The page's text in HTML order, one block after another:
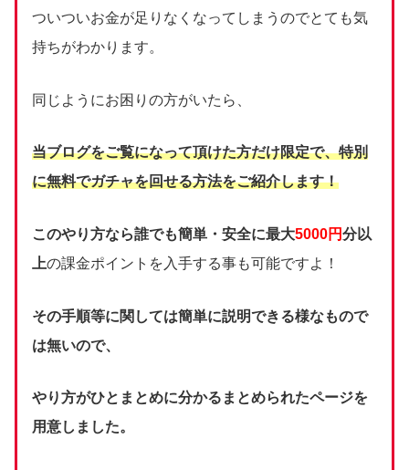
ついついお金が足りなくなってしまうのでとても気
持ちがわかります。
同じようにお困りの方がいたら、
当ブログをご覧になって頂けた方だけ限定で、特別
に無料でガチャを回せる方法をご紹介します！
このやり方なら誰でも簡単・安全に最大5000円分以
上の課金ポイントを入手する事も可能ですよ！
その手順等に関しては簡単に説明できる様なもので
は無いので、
やり方がひとまとめに分かるまとめられたページを
用意しました。